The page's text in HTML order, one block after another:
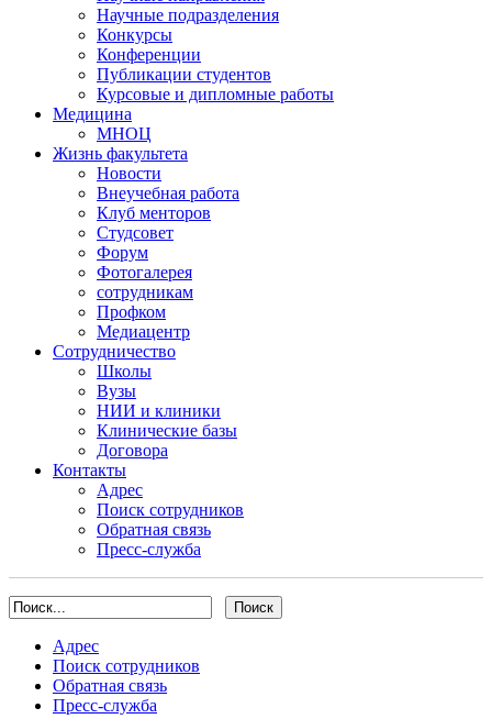
Научные подразделения
Конкурсы
Конференции
Публикации студентов
Курсовые и дипломные работы
Медицина
МНОЦ
Жизнь факультета
Новости
Внеучебная работа
Клуб менторов
Студсовет
Форум
Фотогалерея
сотрудникам
Профком
Медиацентр
Сотрудничество
Школы
Вузы
НИИ и клиники
Клинические базы
Договора
Контакты
Адрес
Поиск сотрудников
Обратная связь
Пресс-служба
Адрес
Поиск сотрудников
Обратная связь
Пресс-служба